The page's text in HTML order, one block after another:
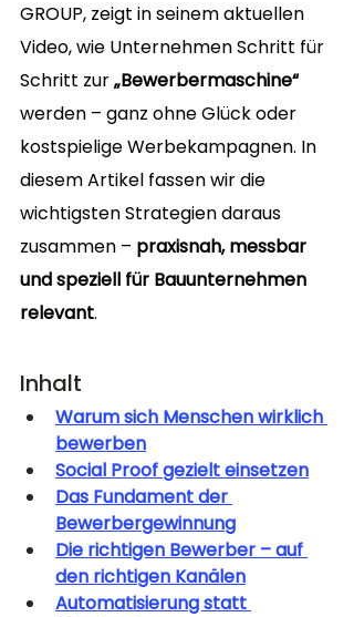
GROUP, zeigt in seinem aktuellen
Video, wie Unternehmen Schritt für
Schritt zur „Bewerbermaschine“
werden – ganz ohne Glück oder
kostspielige Werbekampagnen. In
diesem Artikel fassen wir die
wichtigsten Strategien daraus
zusammen – praxisnah, messbar
und speziell für Bauunternehmen
relevant.
Inhalt
Warum sich Menschen wirklich
bewerben
Social Proof gezielt einsetzen
Das Fundament der
Bewerbergewinnung
Die richtigen Bewerber – auf
den richtigen Kanälen
Automatisierung statt